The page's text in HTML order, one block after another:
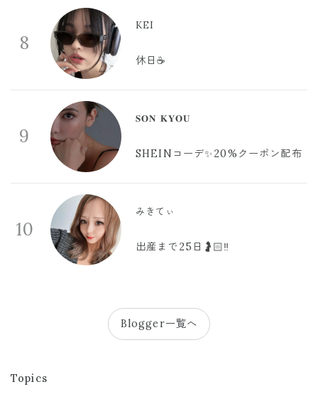
8
KEI
休日☕️
9
𝐒𝐎𝐍 𝐊𝐘𝐎𝐔
SHEINコーデ✨20%クーポン配布
10
みきてぃ
出産まで25日🤰🏻‼️
Blogger一覧へ
Topics